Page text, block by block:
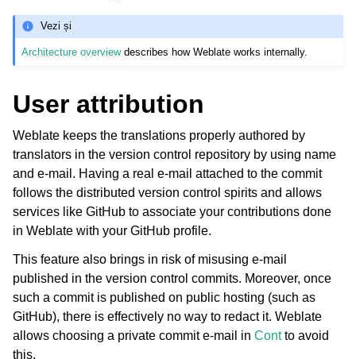
Vezi și
Architecture overviewdescribes how Weblate works internally.
User attribution
Weblate keeps the translations properly authored by
translators in the version control repository by using name
and e-mail. Having a real e-mail attached to the commit
follows the distributed version control spirits and allows
services like GitHub to associate your contributions done
in Weblate with your GitHub profile.
This feature also brings in risk of misusing e-mail
published in the version control commits. Moreover, once
such a commit is published on public hosting (such as
GitHub), there is effectively no way to redact it. Weblate
allows choosing a private commit e-mail in Contto avoid
this.